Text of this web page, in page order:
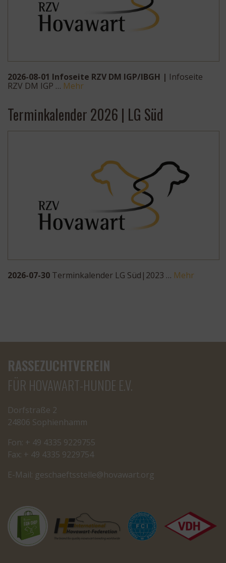
2026-08-01 Infoseite RZV DM IGP/IBGH | Infoseite
RZV DM IGP … Mehr
Terminkalender 2026 | LG Süd
2026-07-30 Terminkalender LG Süd|2023 … Mehr
RASSEZUCHTVEREIN
FÜR HOVAWART-HUNDE E.V.
Dorfstraße 2
24806 Sophienhamm
Fon: + 49 4335 9229755
Fax: + 49 4335 9229754
E-Mail:
gro.t
rawav
oh@el
letss
tfeah
cseg